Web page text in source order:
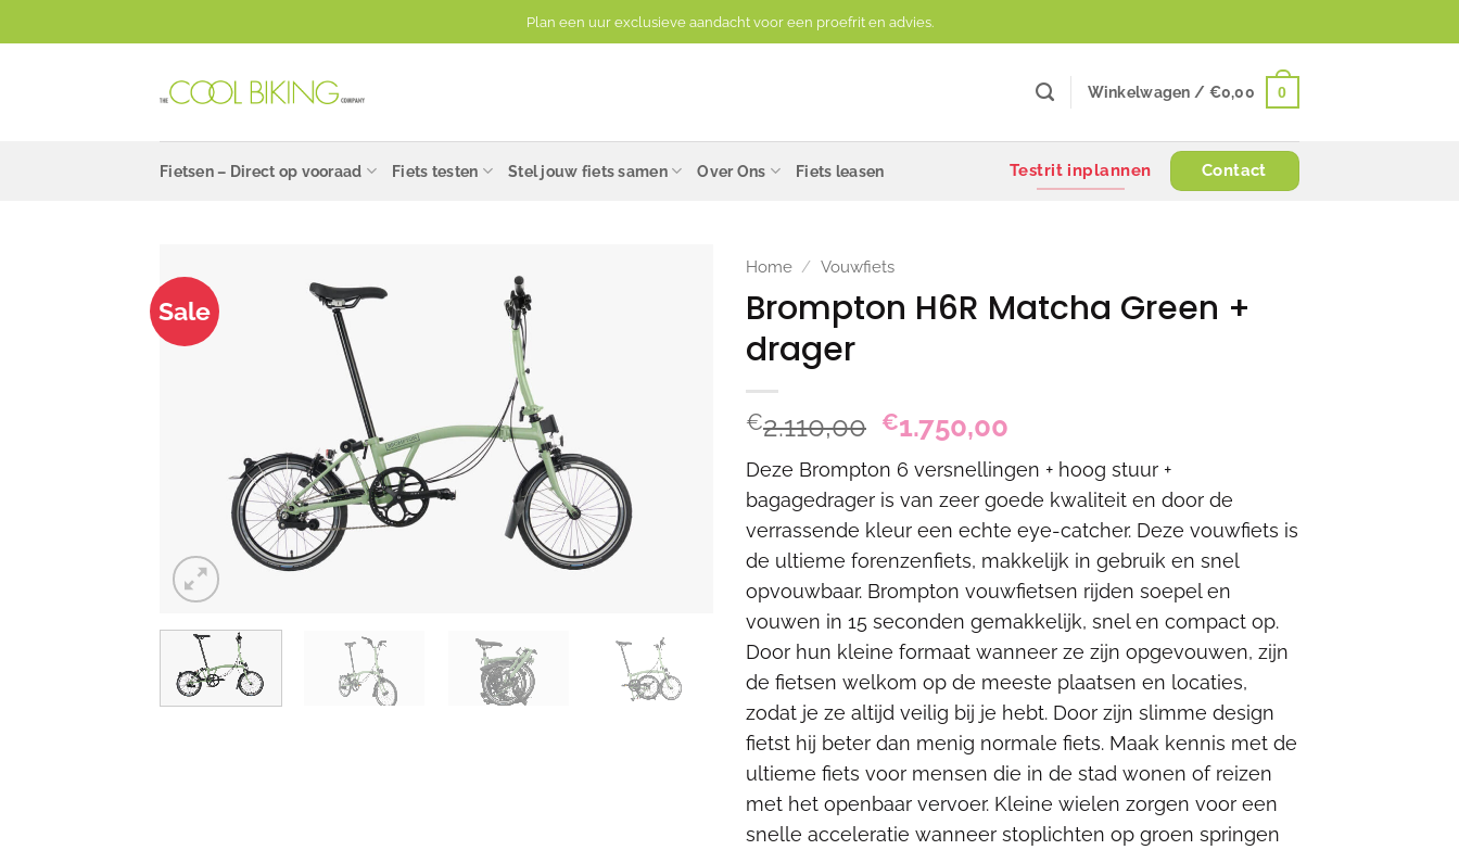
naar
Plan een uur exclusieve aandacht voor een proefrit en advies.
Winkelwagen / €0,00 0
Fietsen – Direct op vooraad Fiets testen Stel jouw fiets samen Over Ons Fiets leasen Testrit inplannen Contact
Sale
Home / Vouwfiets
Brompton H6R Matcha Green +
drager
€2.110,00 Oorspronkelijke
was:
€2.110,00.
€1.750,00Huidige
prijs
is:
€1.750,00.
Deze Brompton 6 versnellingen + hoog stuur +
bagagedrager is van zeer goede kwaliteit en door de
verrassende kleur een echte eye-catcher. Deze vouwfiets is
de ultieme forenzenfiets, makkelijk in gebruik en snel
opvouwbaar. Brompton vouwfietsen rijden soepel en
vouwen in 15 seconden gemakkelijk, snel en compact op.
Door hun kleine formaat wanneer ze zijn opgevouwen, zijn
de fietsen welkom op de meeste plaatsen en locaties,
zodat je ze altijd veilig bij je hebt. Door zijn slimme design
fietst hij beter dan menig normale fiets. Maak kennis met de
ultieme fiets voor mensen die in de stad wonen of reizen
met het openbaar vervoer. Kleine wielen zorgen voor een
snelle acceleratie wanneer stoplichten op groen springen